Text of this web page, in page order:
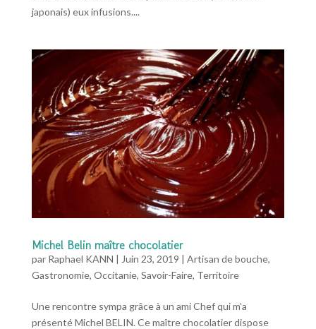
japonais) eux infusions....
Michel Belin maître chocolatier
par Raphael KANN | Juin 23, 2019 | Artisan de bouche,
Gastronomie, Occitanie, Savoir-Faire, Territoire
Une rencontre sympa grâce à un ami Chef qui m’a
présenté Michel BELIN. Ce maître chocolatier dispose